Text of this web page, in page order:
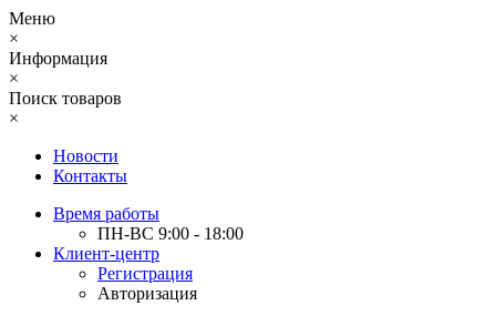
Меню
×
Информация
×
Поиск товаров
×
Новости
Контакты
Время работы
ПН-ВС 9:00 - 18:00
Клиент-центр
Регистрация
Авторизация